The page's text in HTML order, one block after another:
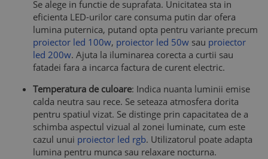
Se alege in functie de suprafata. Unicitatea sta in
eficienta LED-urilor care consuma putin dar ofera
lumina puternica, putand opta pentru variante precum
proiector led 100w, proiector led 50w sau proiector
led 200w. Ajuta la iluminarea corecta a curtii sau
fatadei fara a incarca factura de curent electric.
Temperatura de culoare: Indica nuanta luminii emise
calda neutra sau rece. Se seteaza atmosfera dorita
pentru spatiul vizat. Se distinge prin capacitatea de a
schimba aspectul vizual al zonei luminate, cum este
cazul unui proiector led rgb. Utilizatorul poate adapta
lumina pentru munca sau relaxare nocturna.